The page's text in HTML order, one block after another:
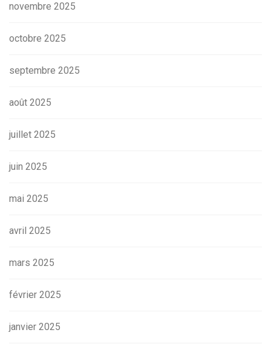
novembre 2025
octobre 2025
septembre 2025
août 2025
juillet 2025
juin 2025
mai 2025
avril 2025
mars 2025
février 2025
janvier 2025